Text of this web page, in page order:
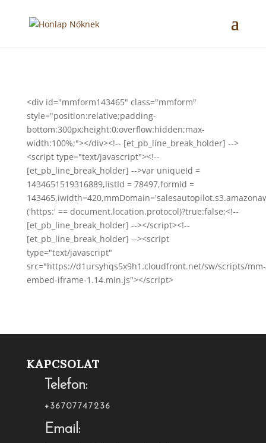
<div id="mmform143465" class="mmform"
style="position:relative;padding-
bottom:300px;height:0;overflow:hidden;max-
width:100%;"></div><!-- [et_pb_line_break_holder] -->
<script type="text/javascript"><!--
[et_pb_line_break_holder] -->var uniqueId =
1434651519316889,listId = 78497,formId =
('https:' == document.location.protocol)?true:false;<!--
[et_pb_line_break_holder] --></script><!--
[et_pb_line_break_holder] --><script
type="text/javascript"
src="https://d1ursyhqs5x9h1.cloudfront.net/sw/scripts/mm-
embed-iframe-1.14.min.js"></script>
KAPCSOLAT
Telefon:
+36707747236
Email: